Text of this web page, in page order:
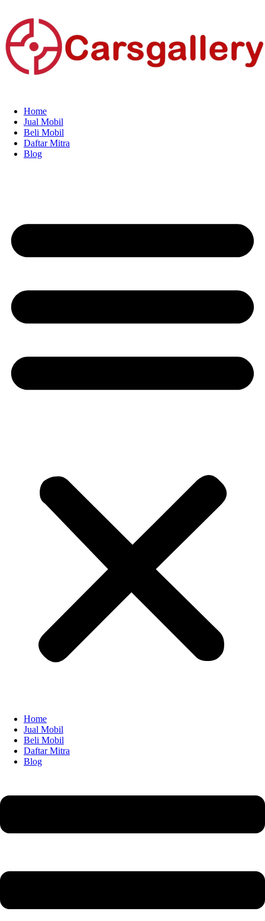
Home
Jual Mobil
Beli Mobil
Daftar Mitra
Blog
Home
Jual Mobil
Beli Mobil
Daftar Mitra
Blog